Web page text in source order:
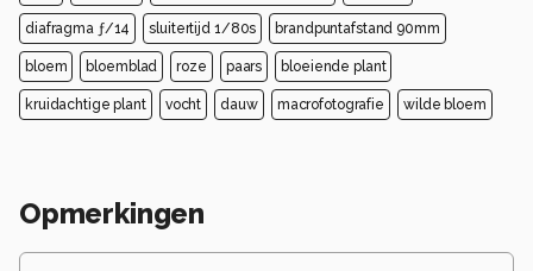
diafragma ƒ/14 sluitertijd 1/80s brandpuntafstand 90mm
bloem bloemblad roze paars bloeiende plant
kruidachtige plant vocht dauw macrofotografie wilde bloem
Opmerkingen